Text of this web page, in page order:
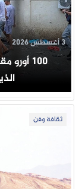
100
3 أغسطس 2026
ثقافة وفن